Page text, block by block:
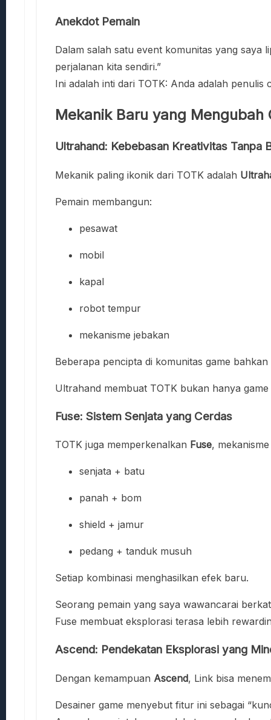
Anekdot Pemain
Dalam salah satu event komunitas yang saya
perjalanan kita sendiri.”
Ini adalah inti dari TOTK: Anda adalah penulis
Mekanik Baru yang Mengubah
Ultrahand: Kebebasan Kreativitas Tanpa
Mekanik paling ikonik dari TOTK adalah
Pemain membangun:
pesawat
mobil
kapal
robot tempur
mekanisme jebakan
Beberapa pencipta di komunitas game
Ultrahand membuat TOTK bukan hanya
Fuse: Sistem Senjata yang Cerdas
TOTK juga memperkenalkan Fuse,
senjata + batu
panah + bom
shield + jamur
pedang + tanduk musuh
Setiap kombinasi menghasilkan efek baru.
Seorang pemain yang saya wawancarai
Fuse membuat eksplorasi terasa lebih
Ascend: Pendekatan Eksplorasi yang
Dengan kemampuan Ascend, Link bisa
Desainer game menyebut fitur ini sebagai